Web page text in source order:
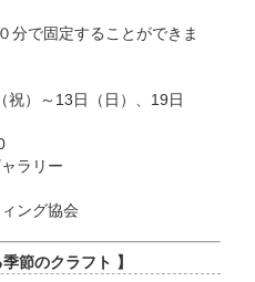
分で固定することができま
）～13日（日）、19日
ラリー
ング協会
節のクラフト 】